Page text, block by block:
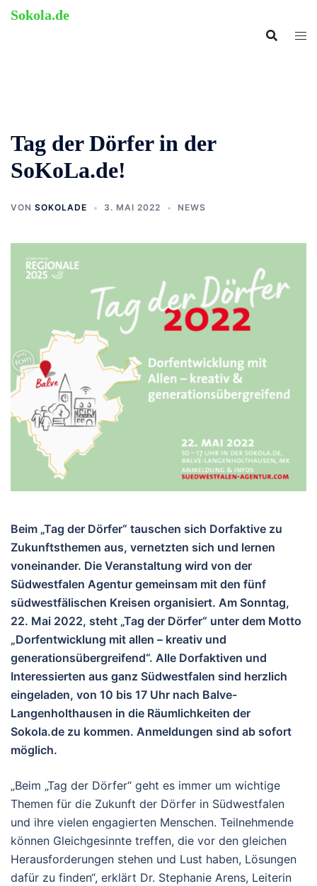
ZumSokola.de
Tag der Dörfer in der
SoKoLa.de!
VON SOKOLADE 3. MAI 2022 NEWS
Beim „Tag der Dörfer“ tauschen sich Dorfaktive zu
Zukunftsthemen aus, vernetzten sich und lernen
voneinander. Die Veranstaltung wird von der
Südwestfalen Agentur gemeinsam mit den fünf
südwestfälischen Kreisen organisiert. Am Sonntag,
22. Mai 2022, steht „Tag der Dörfer“ unter dem Motto
„Dorfentwicklung mit allen – kreativ und
generationsübergreifend“. Alle Dorfaktiven und
Interessierten aus ganz Südwestfalen sind herzlich
eingeladen, von 10 bis 17 Uhr nach Balve-
Langenholthausen in die Räumlichkeiten der
Sokola.de zu kommen. Anmeldungen sind ab sofort
möglich.
„Beim „Tag der Dörfer“ geht es immer um wichtige
Themen für die Zukunft der Dörfer in Südwestfalen
und ihre vielen engagierten Menschen. Teilnehmende
können Gleichgesinnte treffen, die vor den gleichen
Herausforderungen stehen und Lust haben, Lösungen
dafür zu finden“, erklärt Dr. Stephanie Arens, Leiterin